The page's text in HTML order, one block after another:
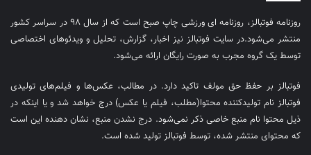
روزنامه فوتبالز، روزنامه ای ورزشی چاپ صبح است که از سال ۹۸ در سراسر کشور
منتشر می‌شود.در سایت فوتبالز نیز اخبار، گزارش، تحلیل و ویدئوهای اختصاصی
توسط یک گروه مجرب به صورت رایگان ارائه می‌شود.
فوتبالز بر حفظ حق مولف تاکید دارد. در مطالب، عکس‌ها و فیلم‌های تولیدی
فوتبالز نام تولیدکننده محتوا(مطلب، فیلم یا عکس) درج خواهد شد و یا اینکه در
ذیل محتوا نام منبع خاصی ذکر نمی‌‎شود. درج نشدن منبع، نشان دهنده این است
که محتوای منتشر شده، توسط فوتبالز تولید شده است.